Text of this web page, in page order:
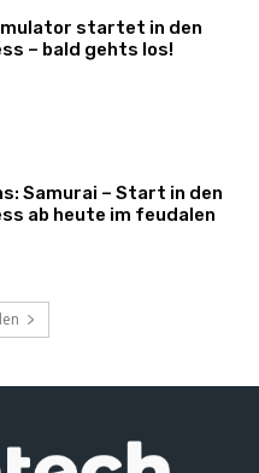
startet in den
– bald gehts los!
Samurai – Start in den
ab heute im feudalen